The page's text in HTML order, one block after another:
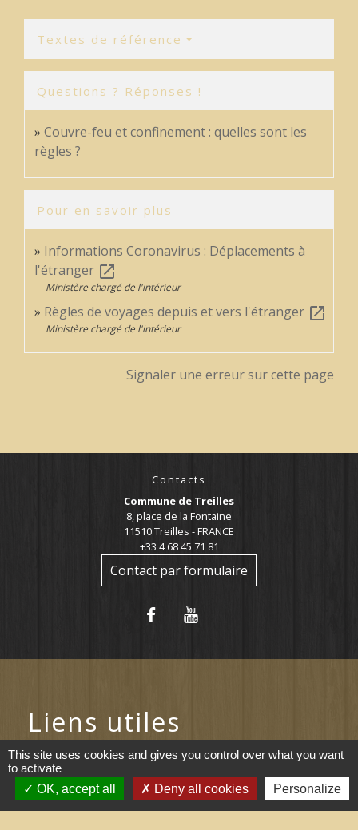
Textes de référence
Questions ? Réponses !
Couvre-feu et confinement : quelles sont les
règles ?
Pour en savoir plus
Informations Coronavirus : Déplacements à
l'étranger open_in_new
Ministère chargé de l'intérieur
Règles de voyages depuis et vers l'étranger open_in_new
Ministère chargé de l'intérieur
Signaler une erreur sur cette page
Contacts
Commune de Treilles
8, place de la Fontaine
11510 Treilles - FRANCE
+33 4 68 45 71 81
Contact par formulaire
Liens utiles
Portail du gouvernement
Maison du travail saisonnier
(Grand Narbonne)
This site uses cookies and gives you control over what you want
to activate
OK, accept all
Deny all cookies Personalize